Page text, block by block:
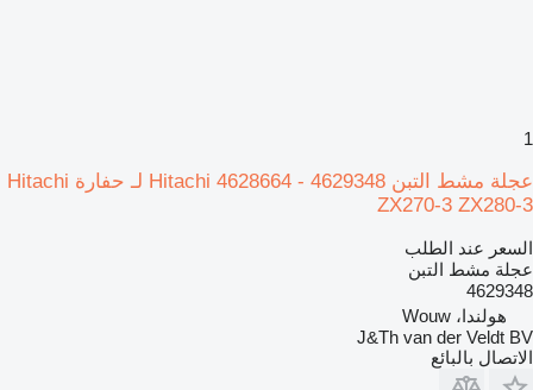
1
عجلة مشط التبن Hitachi 4628664 - 4629348 لـ حفارة Hitachi
ZX270-3 ZX280-3
السعر عند الطلب
عجلة مشط التبن
4629348
هولندا، Wouw
J&Th van der Veldt BV
الاتصال بالبائع